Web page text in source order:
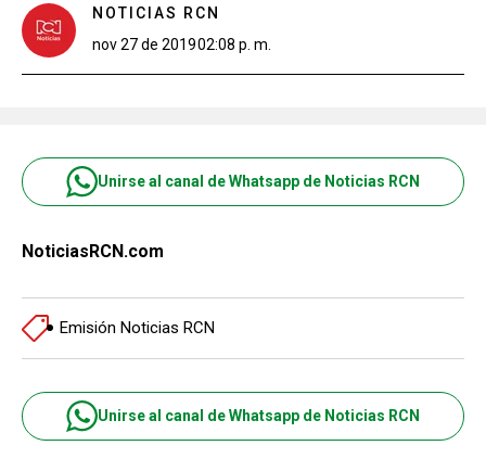
NOTICIAS RCN
nov 27 de 201902:08 p. m.
Unirse al canal de Whatsapp de Noticias RCN
NoticiasRCN.com
Emisión Noticias RCN
Unirse al canal de Whatsapp de Noticias RCN